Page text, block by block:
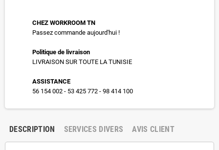
CHEZ WORKROOM TN
Passez commande aujourd'hui !
Politique de livraison
LIVRAISON SUR TOUTE LA TUNISIE
ASSISTANCE
56 154 002 - 53 425 772 - 98 414 100
DESCRIPTION SERVICES DIVERS AVIS CLIENT